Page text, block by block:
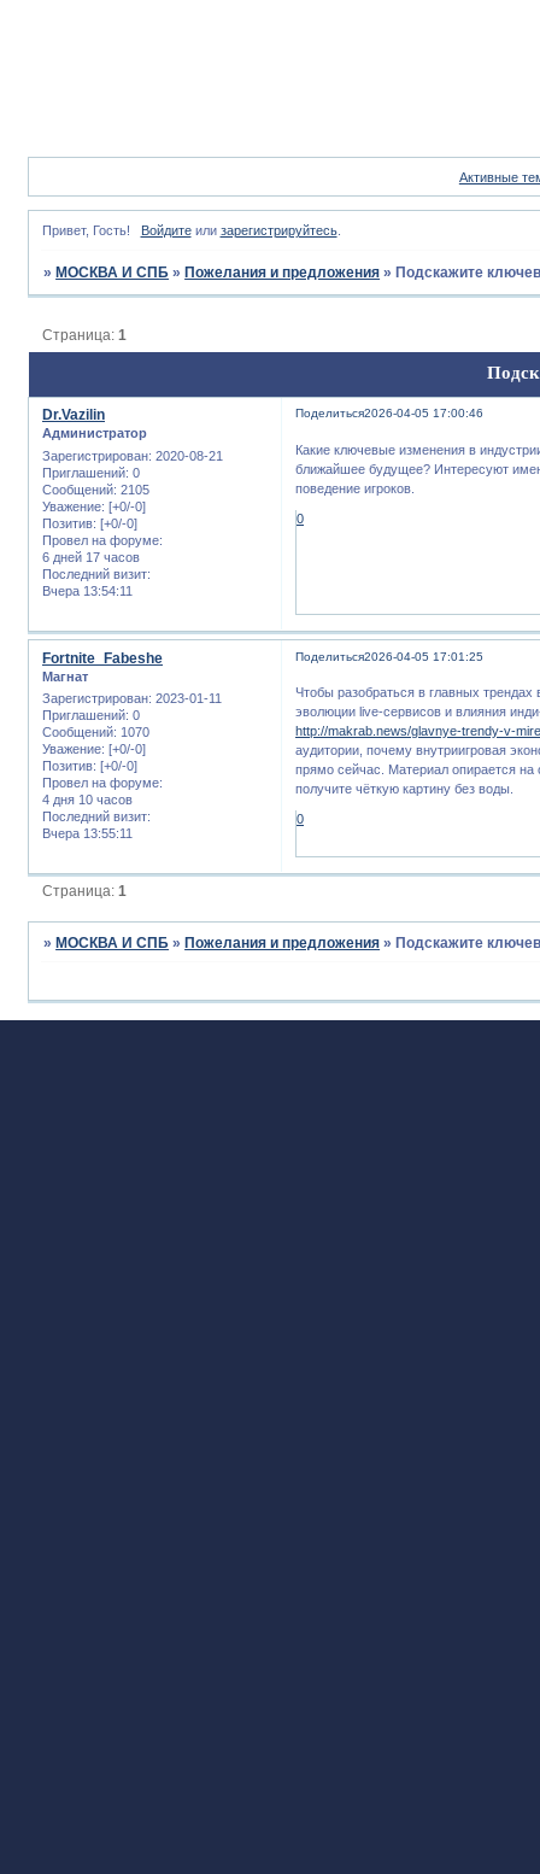
Активные
Привет, Гость! Войдитеили зарегистрируйтесь.
» МОСКВА И СПБ » Пожелания и предложения » Подскажите
Страница:1
Поделиться2026-04-05 17:00:46
Dr.Vazilin
Администратор
Зарегистрирован: 2020-08-21
Приглашений: 0
Сообщений: 2105
Уважение: [+0/-0]
Позитив: [+0/-0]
Провел на форуме:
6 дней 17 часов
Последний визит:
Вчера 13:54:11
Какие ключевые изменения в
ближайшее будущее? Интересуют
поведение игроков.
0
Поделиться2026-04-05 17:01:25
Fortnite_Fabeshe
Магнат
Зарегистрирован: 2023-01-11
Приглашений: 0
Сообщений: 1070
Уважение: [+0/-0]
Позитив: [+0/-0]
Провел на форуме:
4 дня 10 часов
Последний визит:
Вчера 13:55:11
Чтобы разобраться в главных
эволюции live-сервисов и влияния
http://makrab.news/glavnye-trendy-v-
аудитории, почему внутриигровая
прямо сейчас. Материал опирается
получите чёткую картину без воды.
0
Страница:1
»МОСКВА И СПБ »Пожелания и предложения »Подскажите